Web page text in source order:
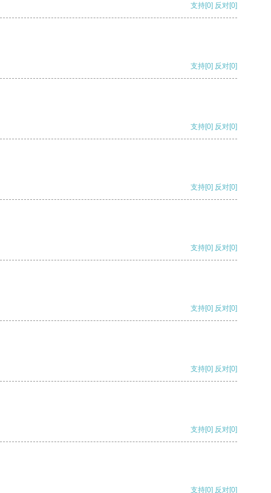
支持[0] 反对[0]
支持[0] 反对[0]
支持[0] 反对[0]
支持[0] 反对[0]
支持[0] 反对[0]
支持[0] 反对[0]
支持[0] 反对[0]
支持[0] 反对[0]
支持[0] 反对[0]